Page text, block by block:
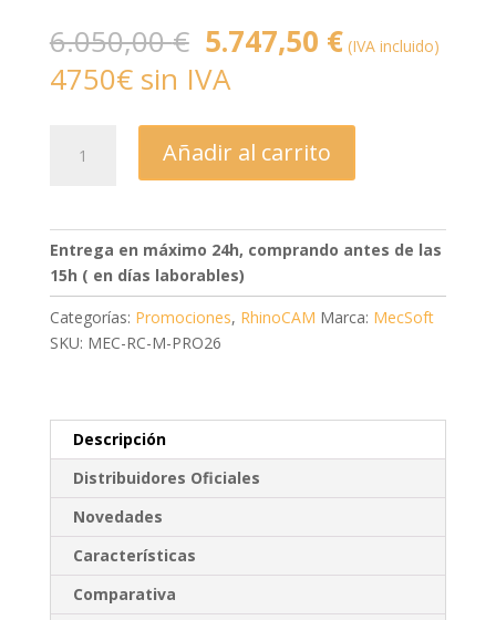
6.050,00€ El
precio
original
era:
6.050,00 €.
5.747,50 €El
precio
es:
(IVA incluido)
4750€ sin IVA
2026
Añadir al carrito
Entrega en máximo 24h, comprando antes de las
15h ( en días laborables)
Categorías: Promociones, RhinoCAM Marca: MecSoft
SKU: MEC-RC-M-PRO26
Descripción
Distribuidores Oficiales
Novedades
Características
Comparativa